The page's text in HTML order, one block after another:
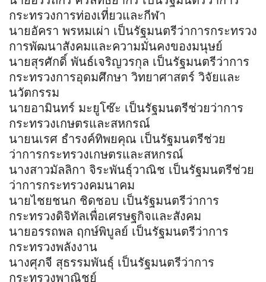
กระทรวงการท่องเที่ยวและกีฬา
นายอัครา พรหมเผ่า เป็นรัฐมนตรีว่าการกระทรวง
การพัฒนาสังคมและความมั่นคงของมนุษย์
นายสุรศักดิ์ พันธ์เจริญวรกุล เป็นรัฐมนตรีว่าการ
กระทรวงการอุดมศึกษา วิทยาศาสตร์ วิจัยและ
นวัตกรรม
นายอามินทร์ มะยูโซ๊ะ เป็นรัฐมนตรีช่วยว่าการ
กระทรวงเกษตรและสหกรณ์
นายนเรศ ธำรงค์ทิพยคุณ เป็นรัฐมนตรีช่วย
ว่าการกระทรวงเกษตรและสหกรณ์
นางสาวมัลลิกา จิระพันธุ์วาณิช เป็นรัฐมนตรีช่วย
ว่าการกระทรวงคมนาคม
นายไชยชนก ชิดชอบ เป็นรัฐมนตรีว่าการ
กระทรวงดิจิทัลเพื่อเศรษฐกิจและสังคม
นายอรรถพล ฤกษ์พิบูลย์ เป็นรัฐมนตรีว่าการ
กระทรวงพลังงาน
นางศุภจี สุธรรมพันธุ์ เป็นรัฐมนตรีว่าการ
กระทรวงพาณิชย์